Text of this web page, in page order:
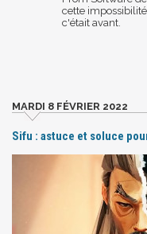
cette
c'était avant.
MARDI 8 FÉVRIER 2022
Sifu : astuce et soluce